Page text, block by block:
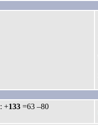
: +133 =63 –80